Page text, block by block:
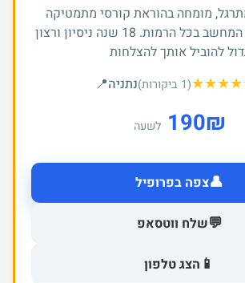
מומחה בהוראת קורסי מתמטיקה
להנדסות ומדעי המחשב בכל הרמות. 18 שנה ניסיון ורצון
להוביל אותך להצלחות
(1 ביקורות)★★★★ נתניה📍
₪
190 לשעה
👤צפה בפרופיל
💬שלח ווטסאפ
📱 הצג טלפון